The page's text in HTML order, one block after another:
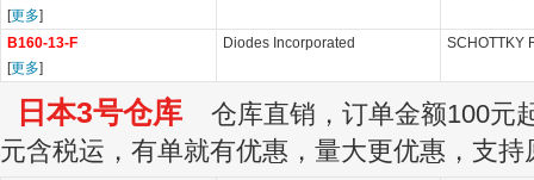
[更多]
B160-13-F
[更多]
Diodes Incorporated SCHOTTKY
日本3号仓库 仓库直销，订单金额100元
元含税运，有单就有优惠，量大更优惠，支持